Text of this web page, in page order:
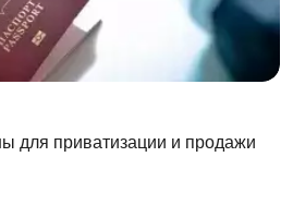
для приватизации и продажи